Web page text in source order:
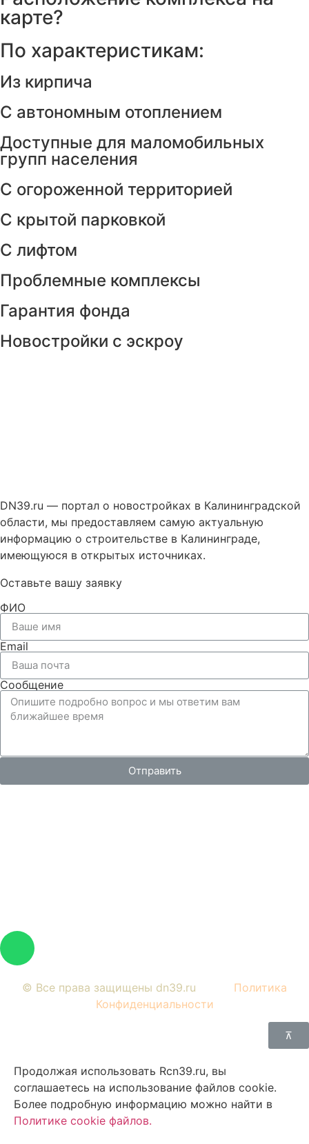
карте?
По характеристикам:
Из кирпича
С автономным отоплением
Доступные для маломобильных
групп населения
С огороженной территорией
С крытой парковкой
С лифтом
Проблемные комплексы
Гарантия фонда
Новостройки с эскроу
DN39.ru — портал о новостройках в Калининградской
области, мы предоставляем самую актуальную
информацию о строительстве в Калининграде,
имеющуюся в открытых источниках.
Оставьте вашу заявку
ФИО
Email
Сообщение
Отправить
© Все права защищены dn39.ru Политика
Конфиденциальности
⊼
Продолжая использовать Rcn39.ru, вы
соглашаетесь на использование файлов cookie.
Более подробную информацию можно найти в
Политике cookie файлов.